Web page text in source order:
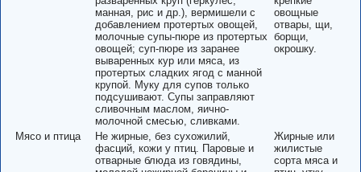
манная, рис и др.), вермишели с
добавлением протертых овощей,
молочные супы-пюре из протертых
овощей; суп-пюре из заранее
вываренных кур или мяса, из
протертых сладких ягод с манной
крупой. Муку для супов только
подсушивают. Супы заправляют
сливочным маслом, яично-
молочной смесью, сливками.
овощные
отвары, щи,
борщи,
окрошку.
Мясо и птица
Не жирные, без сухожилий,
фасций, кожи у птиц. Паровые и
отварные блюда из говядины,
Жирные или
жилистые
сорта мяса и